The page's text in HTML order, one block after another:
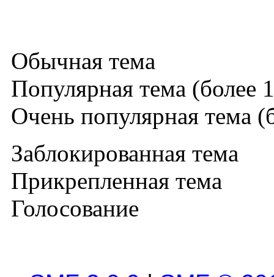
Обычная тема
Популярная тема (более
Очень популярная тема
Заблокированная тема
Прикрепленная тема
Голосование